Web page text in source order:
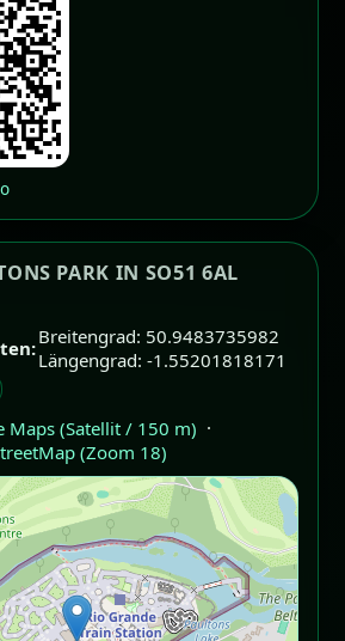
PARK IN SO51 6AL
Breitengrad: 50.9483735982
Längengrad: -1.55201818171
Maps (Satellit / 150 m) ·
(Zoom 18)